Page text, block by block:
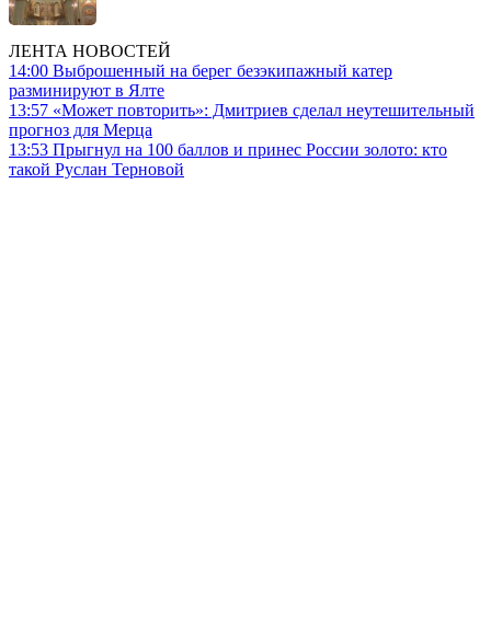
ЛЕНТА НОВОСТЕЙ
14:00 Выброшенный на берег безэкипажный катер
разминируют в Ялте
13:57 «Может повторить»: Дмитриев сделал неутешительный
прогноз для Мерца
13:53 Прыгнул на 100 баллов и принес России золото: кто
такой Руслан Терновой